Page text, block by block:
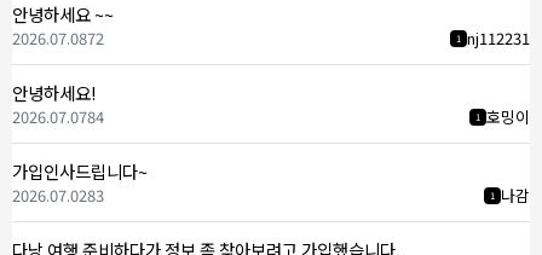
안녕하세요 ~~
1 nj112231
2026.07.0872
안녕하세요!
1 호밍이
2026.07.0784
가입인사드립니다~
1 나감
2026.07.0283
다낭 여행 준비하다가 정보 좀 찾아보려고 가입했습니다.